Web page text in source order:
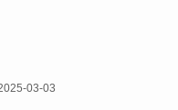
03-03